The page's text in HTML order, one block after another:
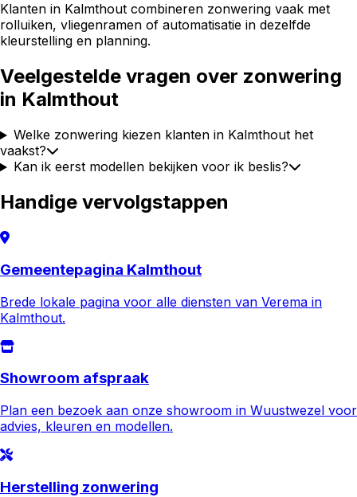
Klanten in Kalmthout combineren zonwering vaak met
rolluiken, vliegenramen of automatisatie in dezelfde
kleurstelling en planning.
Veelgestelde vragen over zonwering
in Kalmthout
Welke zonwering kiezen klanten in Kalmthout het
vaakst?
Kan ik eerst modellen bekijken voor ik beslis?
Handige vervolgstappen
Gemeentepagina Kalmthout
Brede lokale pagina voor alle diensten van Verema in
Kalmthout.
Showroom afspraak
Plan een bezoek aan onze showroom in Wuustwezel voor
advies, kleuren en modellen.
Herstelling zonwering